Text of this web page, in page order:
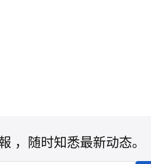
，随时知悉最新动态。